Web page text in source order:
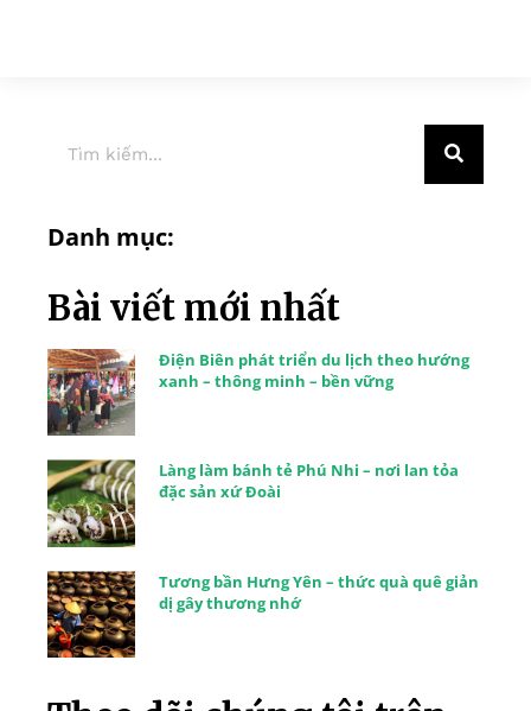
Danh mục:
Bài viết mới nhất
Điện Biên phát triển du lịch theo hướng
xanh – thông minh – bền vững
Làng làm bánh tẻ Phú Nhi – nơi lan tỏa
đặc sản xứ Đoài
Tương bần Hưng Yên – thức quà quê giản
dị gây thương nhớ